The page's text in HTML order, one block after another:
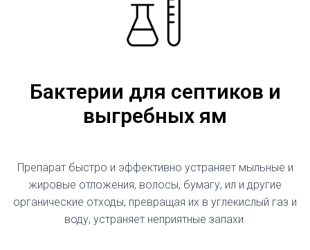
Бактерии для септиков и
выгребных ям
Препарат быстро и эффективно устраняет мыльные и
жировые отложения, волосы, бумагу, ил и другие
органические отходы, превращая их в углекислый газ и
воду, устраняет неприятные запахи.